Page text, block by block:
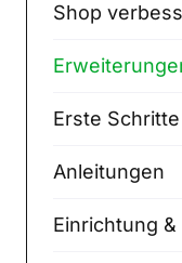
Shop
Erste Schritte
Anleitungen
Einrichtung